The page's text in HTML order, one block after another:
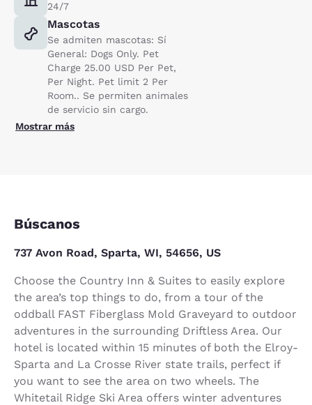
24/7
Mascotas
Se admiten mascotas: Sí
General: Dogs Only. Pet
Charge 25.00 USD Per Pet,
Per Night. Pet limit 2 Per
Room.. Se permiten animales
de servicio sin cargo.
Mostrar más
Búscanos
737 Avon Road, Sparta, WI, 54656, US
Choose the Country Inn & Suites to easily explore
the area’s top things to do, from a tour of the
oddball FAST Fiberglass Mold Graveyard to outdoor
adventures in the surrounding Driftless Area. Our
hotel is located within 15 minutes of both the Elroy-
Sparta and La Crosse River state trails, perfect if
you want to see the area on two wheels. The
Whitetail Ridge Ski Area offers winter adventures